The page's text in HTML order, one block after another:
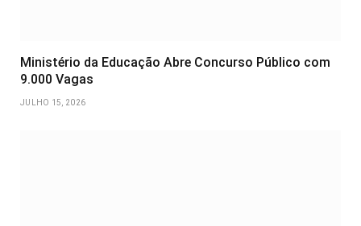
Ministério da Educação Abre Concurso Público com
9.000 Vagas
JULHO 15, 2026